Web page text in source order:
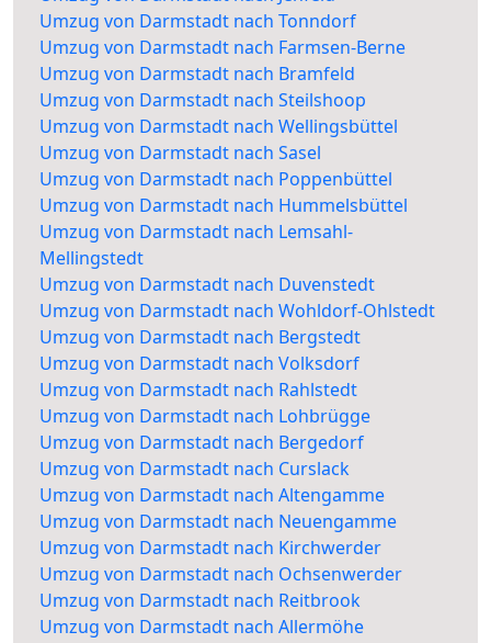
Umzug von Darmstadt nach Tonndorf
Umzug von Darmstadt nach Farmsen-Berne
Umzug von Darmstadt nach Bramfeld
Umzug von Darmstadt nach Steilshoop
Umzug von Darmstadt nach Wellingsbüttel
Umzug von Darmstadt nach Sasel
Umzug von Darmstadt nach Poppenbüttel
Umzug von Darmstadt nach Hummelsbüttel
Umzug von Darmstadt nach Lemsahl-
Mellingstedt
Umzug von Darmstadt nach Duvenstedt
Umzug von Darmstadt nach Wohldorf-Ohlstedt
Umzug von Darmstadt nach Bergstedt
Umzug von Darmstadt nach Volksdorf
Umzug von Darmstadt nach Rahlstedt
Umzug von Darmstadt nach Lohbrügge
Umzug von Darmstadt nach Bergedorf
Umzug von Darmstadt nach Curslack
Umzug von Darmstadt nach Altengamme
Umzug von Darmstadt nach Neuengamme
Umzug von Darmstadt nach Kirchwerder
Umzug von Darmstadt nach Ochsenwerder
Umzug von Darmstadt nach Reitbrook
Umzug von Darmstadt nach Allermöhe